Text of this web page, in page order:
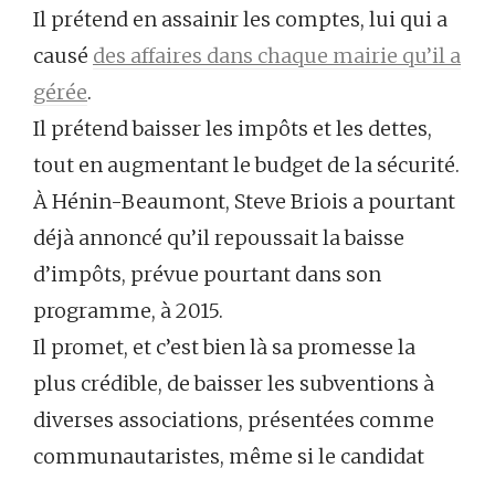
Il prétend en assainir les comptes, lui qui a
causé des affaires dans chaque mairie qu’il a
gérée.
Il prétend baisser les impôts et les dettes,
tout en augmentant le budget de la sécurité.
À Hénin-Beaumont, Steve Briois a pourtant
déjà annoncé qu’il repoussait la baisse
d’impôts, prévue pourtant dans son
programme, à 2015.
Il promet, et c’est bien là sa promesse la
plus crédible, de baisser les subventions à
diverses associations, présentées comme
communautaristes, même si le candidat